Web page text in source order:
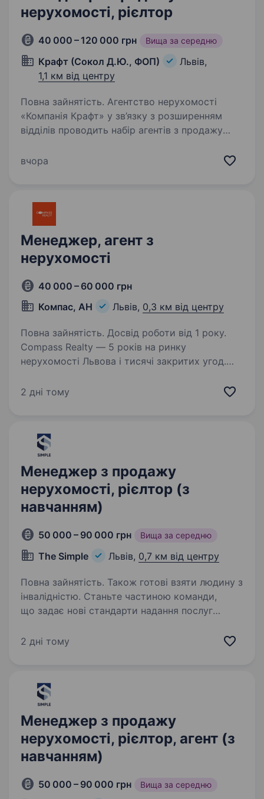
нерухомості, рієлтор
40 000 – 120 000 грн Вища за середню
Крафт (Сокол Д.Ю., ФОП)
Львів,
1,1 км від центру
Повна зайнятість. Агентство нерухомості
«Компанія Крафт» у зв’язку з розширенням
відділів проводить набір агентів з продажу
в дружньому колективі професіоналів у сфері
вчора
Менеджер, агент з
нерухомості
40 000 – 60 000 грн
Компас, АН
Львів, 0,3 км від центру
Повна зайнятість. Досвід роботи від 1 року.
Compass Realty — 5 років на ринку
нерухомості Львова і тисячі закритих угод.
Переваги роботи в Compass Realty: Навчання
2 дні тому
Менеджер з продажу
нерухомості, рієлтор (з
навчанням)
50 000 – 90 000 грн Вища за середню
The Simple Львів, 0,7 км від центру
Повна зайнятість. Також готові взяти людину з
інвалідністю. Станьте частиною команди,
що задає нові стандарти надання послуг
щирості та довірі до нашої професії.
2 дні тому
Менеджер з продажу
нерухомості, рієлтор, агент (з
навчанням)
50 000 – 90 000 грн Вища за середню